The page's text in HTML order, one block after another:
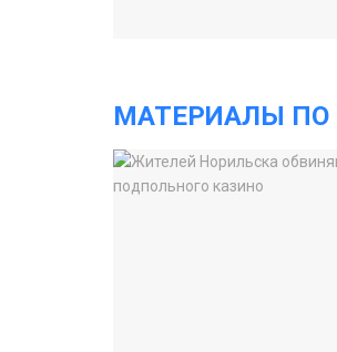
МАТЕРИАЛЫ ПО